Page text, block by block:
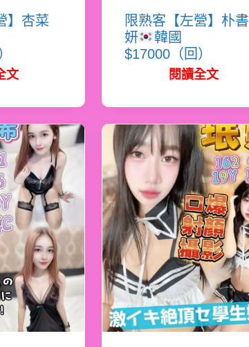
】杏菜
文
限熟客【左營】朴書
妍
韓國
$17000（回）
閱讀全文